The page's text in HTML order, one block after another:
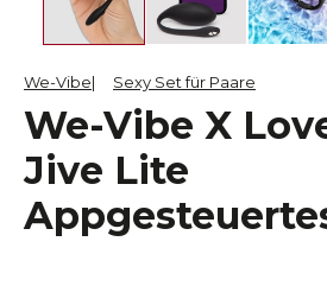
We-Vibe Sexy Set für Paare
We-Vibe X
Jive Lite